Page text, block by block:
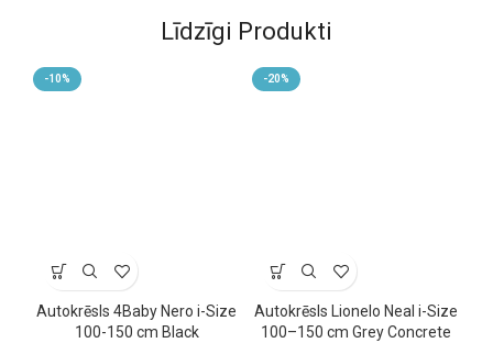
komfortu un balstu mugurai ilgākos braucienos.
laikā – no pirmās dienas līdz pat pēdējam braucienam.
Līdzīgi Produkti
-10%
Autokrēsls 4Baby Nero i-Size
100-150 cm Black
-20%
Autokrēsls Lionelo Neal i-Size
100–150 cm Grey Concrete